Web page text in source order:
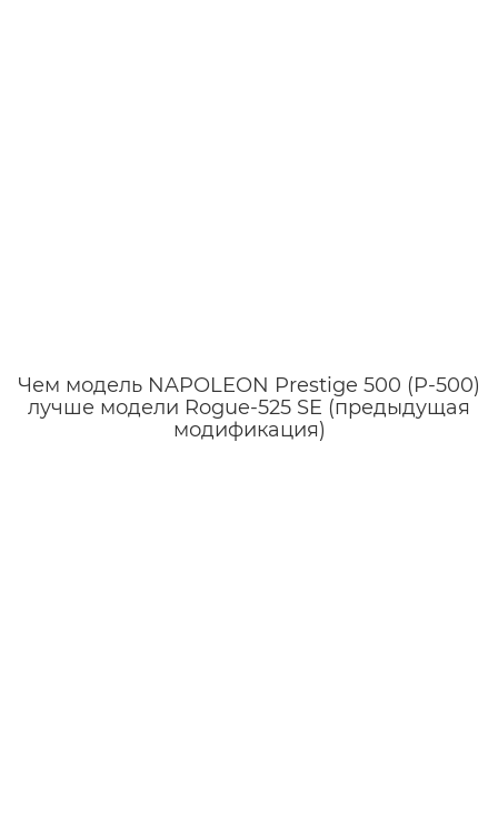
Чем модель NAPOLEON Prestige 500 (P-500)
лучше модели Rogue-525 SE (предыдущая
модификация)